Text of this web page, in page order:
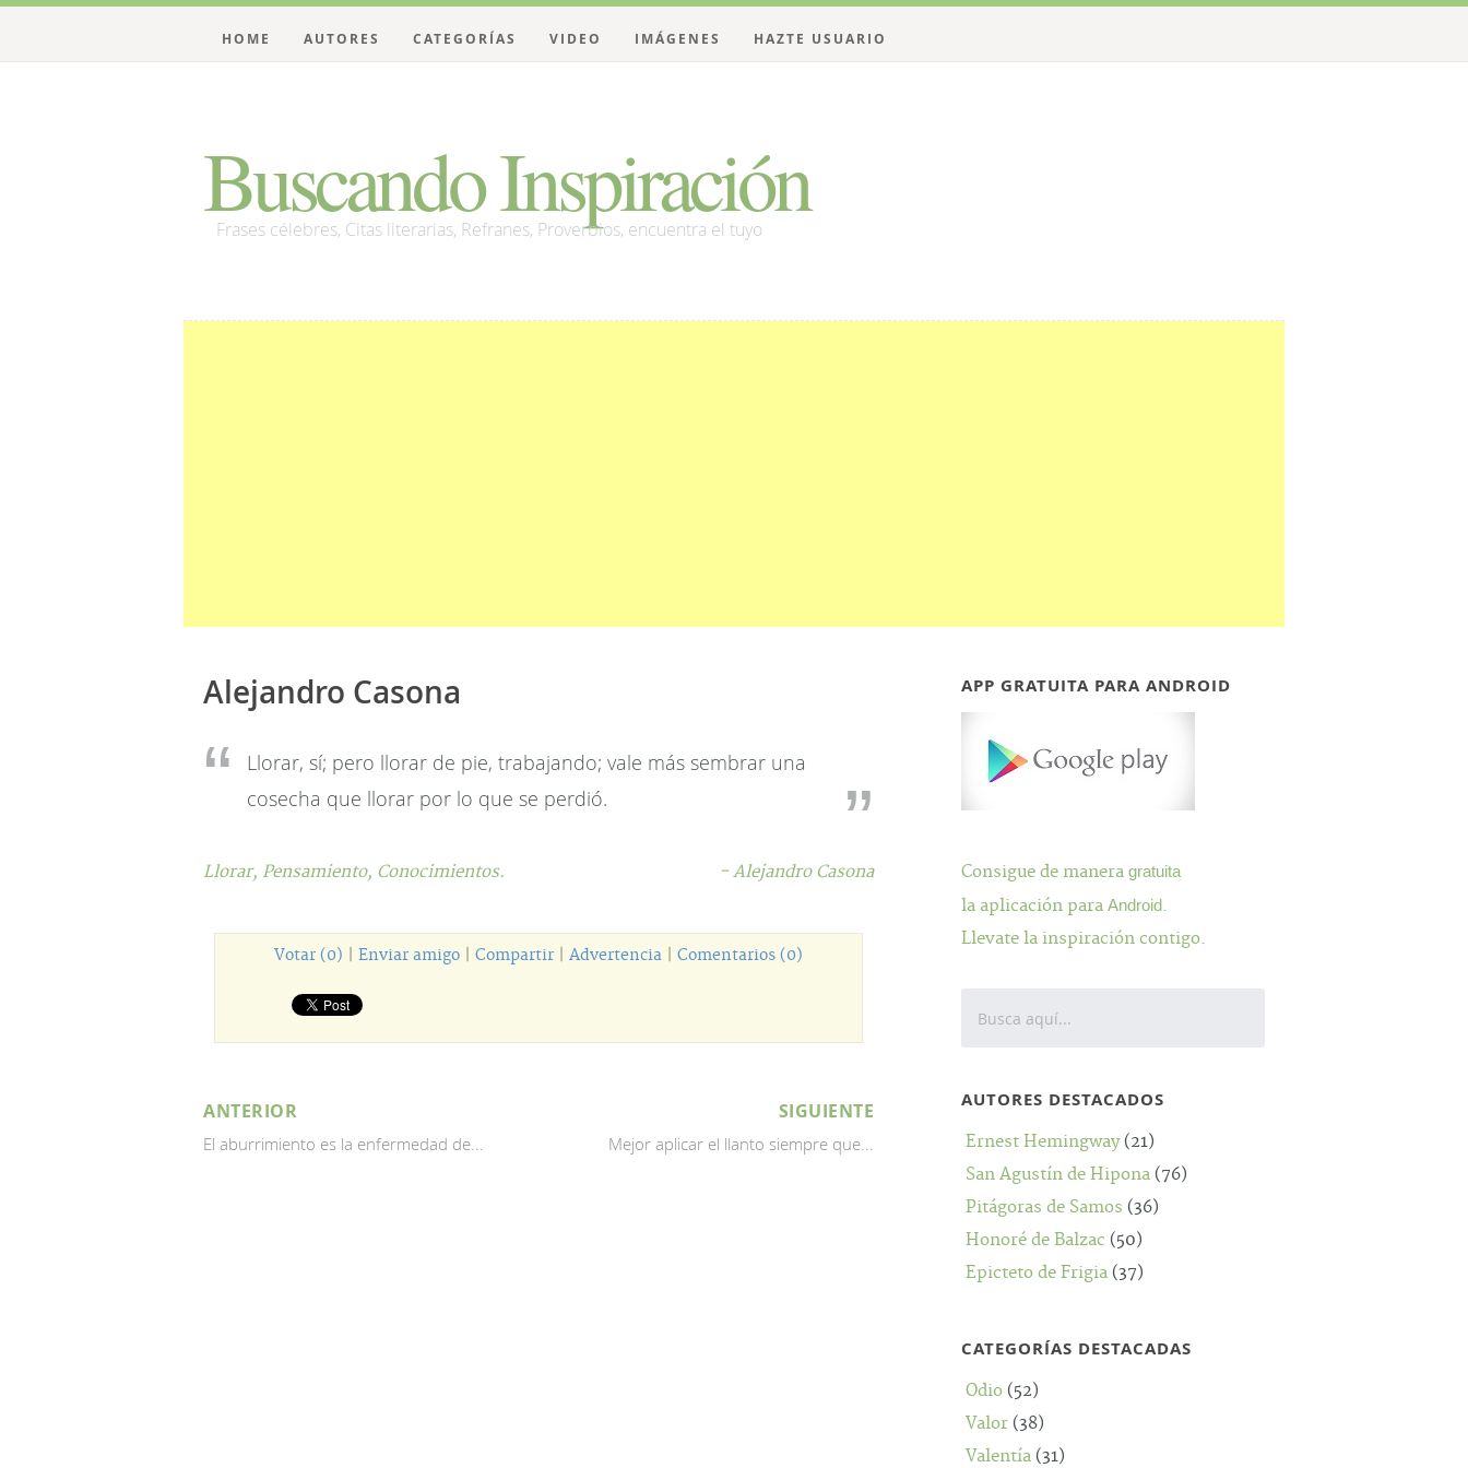
Buscando Inspiración
Frases célebres, Citas literarias, Refranes, Proverbios, encuentra el tuyo
HOME AUTORES CATEGORÍAS VIDEO IMÁGENES HAZTE USUARIO
Alejandro Casona
Llorar, sí; pero llorar de pie, trabajando; vale más sembrar una
cosecha que llorar por lo que se perdió.
Llorar, Pensamiento, Conocimientos. - Alejandro Casona
Votar (0) Enviar amigo Compartir Advertencia Comentarios (0)
ANTERIOR
El aburrimiento es la enfermedad de...
SIGUIENTE
Mejor aplicar el llanto siempre que...
APP GRATUITA PARA ANDROID
Consigue de maneragratuita
la aplicación paraAndroid.
Llevate la inspiración contigo.
AUTORES DESTACADOS
Ernest Hemingway(21)
San Agustín de Hipona (76)
Pitágoras de Samos (36)
Honoré de Balzac (50)
Epicteto de Frigia (37)
CATEGORÍAS DESTACADAS
Odio (52)
Valor (38)
Valentía (31)